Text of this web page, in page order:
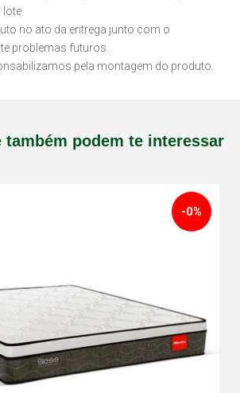
no ato da entrega junto com o
problemas futuros.
pela montagem do produto.
também podem te interessar
-0%